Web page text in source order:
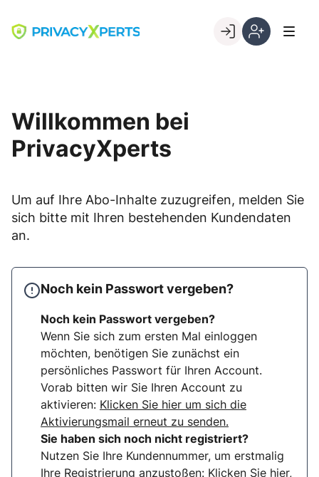
content
Go to landing page.
Willkommen bei
PrivacyXperts
Um auf Ihre Abo-Inhalte zuzugreifen, melden Sie
sich bitte mit Ihren bestehenden Kundendaten
an.
Noch kein Passwort vergeben?
Noch kein Passwort vergeben?
Wenn Sie sich zum ersten Mal einloggen
möchten, benötigen Sie zunächst ein
persönliches Passwort für Ihren Account.
Vorab bitten wir Sie Ihren Account zu
aktivieren: Klicken Sie hier um sich die
Aktivierungsmail erneut zu senden.
Sie haben sich noch nicht registriert?
Nutzen Sie Ihre Kundennummer, um erstmalig
Ihre Registrierung anzustoßen: Klicken Sie hier,